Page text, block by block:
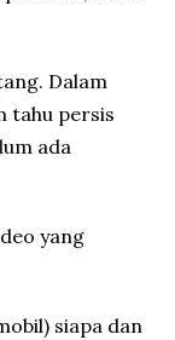
Dalam
tahu persis
ada
yang
siapa dan